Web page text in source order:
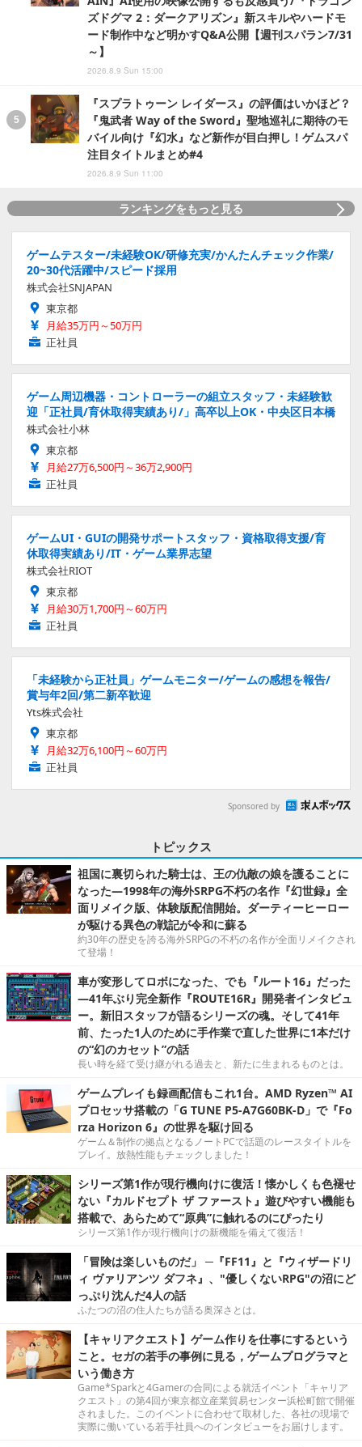
ズドグマ 2：ダークアリズン』新スキルやハードモ
ード制作中など明かすQ&A公開【週刊スパラン7/31
～】
2026.8.9 Sun 15:00
『スプラトゥーン レイダース』の評価はいかほど？
『鬼武者 Way of the Sword』聖地巡礼に期待のモ
バイル向け『幻水』など新作が目白押し！ゲムスパ
注目タイトルまとめ#4
2026.8.9 Sun 11:00
ランキングをもっと見る
ゲームテスター/未経験OK/研修充実/かんたんチェック作業/
20~30代活躍中/スピード採用
株式会社SNJAPAN
東京都
月給35万円～50万円
正社員
ゲーム周辺機器・コントローラーの組立スタッフ・未経験歓
迎「正社員/育休取得実績あり/」高卒以上OK・中央区日本橋
株式会社小林
東京都
月給27万6,500円～36万2,900円
正社員
ゲームUI・GUIの開発サポートスタッフ・資格取得支援/育
休取得実績あり/IT・ゲーム業界志望
株式会社RIOT
東京都
月給30万1,700円～60万円
正社員
「未経験から正社員」ゲームモニター/ゲームの感想を報告/
賞与年2回/第二新卒歓迎
Yts株式会社
東京都
月給32万6,100円～60万円
正社員
Sponsored by
トピックス
祖国に裏切られた騎士は、王の仇敵の娘を護ることに
なった―1998年の海外SRPG不朽の名作『幻世録』全
面リメイク版、体験版配信開始。ダーティーヒーロー
が駆ける異色の戦記が令和に蘇る
約30年の歴史を誇る海外SRPGの不朽の名作が全面リメイクされ
て登場！
車が変形してロボになった、でも『ルート16』だった
―41年ぶり完全新作『ROUTE16R』開発者インタビュ
ー。新旧スタッフが語るシリーズの魂。そして41年
前、たった1人のために手作業で直した世界に1本だけ
の“幻のカセット”の話
長い時を経て受け継がれる過去と、新たに生まれるものとは。
ゲームプレイも録画配信もこれ1台。AMD Ryzen™ AI
プロセッサ搭載の「G TUNE P5-A7G60BK-D」で『Fo
rza Horizon 6』の世界を駆け回る
ゲーム＆制作の拠点となるノートPCで話題のレースタイトルを
プレイ。放熱性能もチェックしました！
シリーズ第1作が現行機向けに復活！懐かしくも色褪せ
ない『カルドセプト ザ ファースト』遊びやすい機能も
搭載で、あらためて“原典”に触れるのにぴったり
シリーズ第1作が現行機向けの新機能を備えて復活！
「冒険は楽しいものだ」 ─『FF11』と『ウィザードリ
ィ ヴァリアンツ ダフネ』、"優しくないRPG"の沼にど
っぷり沈んだ4人の話
ふたつの沼の住人たちが語る奥深さとは。
【キャリアクエスト】ゲーム作りを仕事にするという
こと。セガの若手の事例に見る，ゲームプログラマと
いう働き方
Game*Sparkと4Gamerの合同による就活イベント「キャリア
クエスト」の第4回が東京都立産業貿易センター浜松町館で開催
されました。このイベントに合わせて取材した、各社の現場で
実際に働いている若手社員へのインタビューをお届けします。